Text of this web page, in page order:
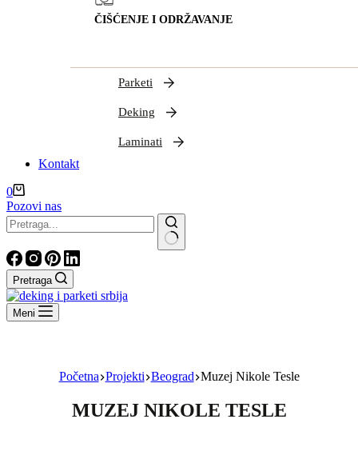
ČIŠĆENJE I ODRŽAVANJE
Parketi
Deking
Laminati
Kontakt
Shopping
cart
0
Pozovi nas
Nema
rezultata
Pretraga
Meni
Početna Projekti Beograd Muzej Nikole Tesle
MUZEJ NIKOLE TESLE